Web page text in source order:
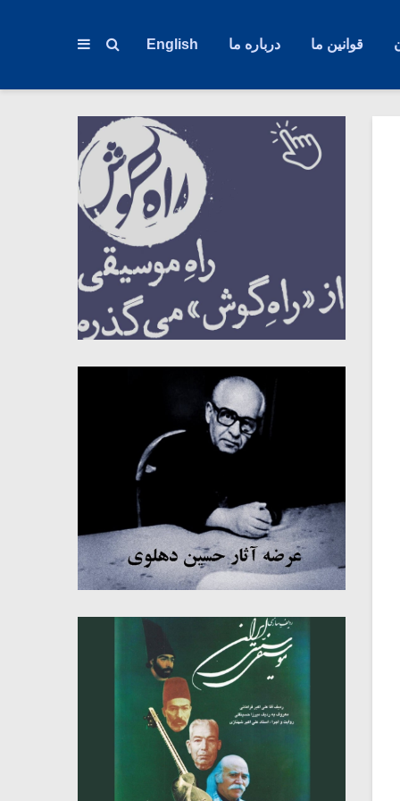
قوانین ما درباره ما English
میکلوش روژا